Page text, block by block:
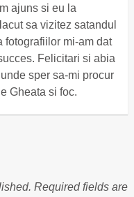
ajuns si eu la
sa vizitez satandul
fotografiilor mi-am dat
Felicitari si abia
sper sa-mi procur
Gheata si foc.
Required fields are